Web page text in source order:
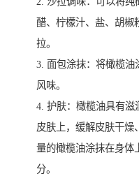
醋、柠檬汁、盐、胡椒
拉。
3. 面包涂抹：将橄榄
风味。
4. 护肤：橄榄油具有
皮肤上，缓解皮肤干燥
量的橄榄油涂抹在身体
分。